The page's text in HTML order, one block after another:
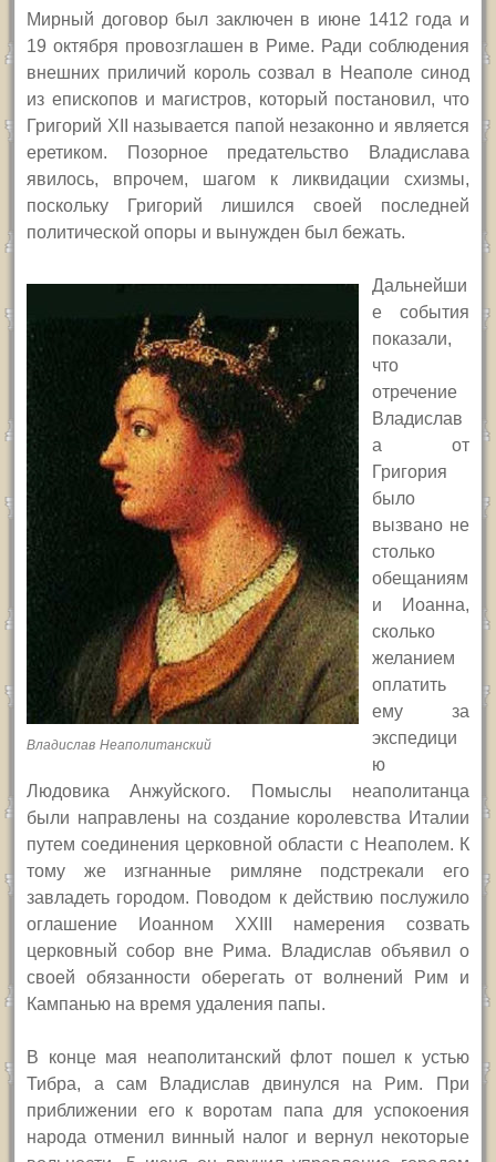
Мирный договор был заключен в июне 1412 года и
19 октября провозглашен в Риме. Ради соблюдения
внешних приличий король созвал в Неаполе синод
из епископов и магистров, который постановил, что
Григорий XII называется папой незаконно и является
еретиком. Позорное предательство Владислава
явилось, впрочем, шагом к ликвидации схизмы,
поскольку Григорий лишился своей последней
политической опоры и вынужден был бежать.
Владислав Неаполитанский
Дальнейши
е события
показали,
что
отречение
Владислав
а от
Григория
было
вызвано не
столько
обещаниям
и Иоанна,
сколько
желанием
оплатить
ему за
экспедици
ю
Людовика Анжуйского. Помыслы неаполитанца
были направлены на создание королевства Италии
путем соединения церковной области с Неаполем. К
тому же изгнанные римляне подстрекали его
завладеть городом. Поводом к действию послужило
оглашение Иоанном XXIII намерения созвать
церковный собор вне Рима. Владислав объявил о
своей обязанности оберегать от волнений Рим и
Кампанью на время удаления папы.
В конце мая неаполитанский флот пошел к устью
Тибра, а сам Владислав двинулся на Рим. При
приближении его к воротам папа для успокоения
народа отменил винный налог и вернул некоторые